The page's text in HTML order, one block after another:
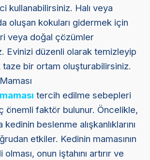
kullanabilirsiniz. Halı veya
oluşan kokuları gidermek için
veya doğal çözümler
Evinizi düzenli olarak temizleyip
taze bir ortam oluşturabilirsiniz.
tercih edilme sebepleri
önemli faktör bulunur. Öncelikle,
beslenme alışkanlıklarını
etkiler. Kedinin mamasının
onun iştahını artırır ve